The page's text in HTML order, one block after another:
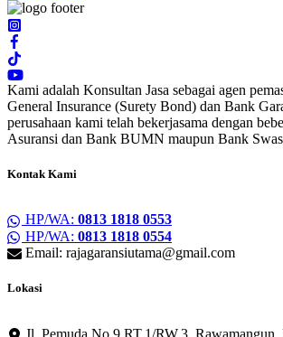
Kami adalah Konsultan Jasa sebagai agen
General Insurance (Surety Bond) dan Bank
perusahaan kami telah bekerjasama dengan
Asuransi dan Bank BUMN maupun Bank
Kontak Kami
HP/WA: 0813 1818 0553
HP/WA: 0813 1818 0554
Email: rajagaransiutama@gmail.com
Lokasi
Jl. Pemuda No.9 RT.1/RW.3, Rawamangun,